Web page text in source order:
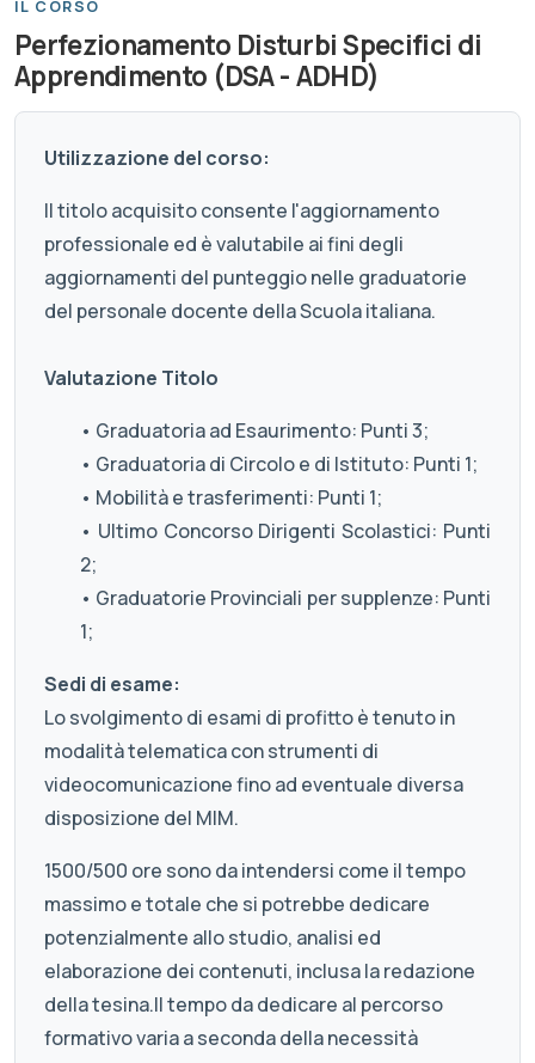
IL CORSO
Perfezionamento Disturbi Specifici di
Apprendimento (DSA - ADHD)
Utilizzazione del corso:
Il titolo acquisito consente l'aggiornamento
professionale ed è valutabile ai fini degli
aggiornamenti del punteggio nelle graduatorie
del personale docente della Scuola italiana.
Valutazione Titolo
• Graduatoria ad Esaurimento: Punti 3;
• Graduatoria di Circolo e di Istituto: Punti 1;
• Mobilità e trasferimenti: Punti 1;
• Ultimo Concorso Dirigenti Scolastici: Punti
2;
• Graduatorie Provinciali per supplenze: Punti
1;
Sedi di esame:
Lo svolgimento di esami di profitto è tenuto in
modalità telematica con strumenti di
videocomunicazione fino ad eventuale diversa
disposizione del MIM.
1500/500 ore sono da intendersi come il tempo
massimo e totale che si potrebbe dedicare
potenzialmente allo studio, analisi ed
elaborazione dei contenuti, inclusa la redazione
della tesina.Il tempo da dedicare al percorso
formativo varia a seconda della necessità